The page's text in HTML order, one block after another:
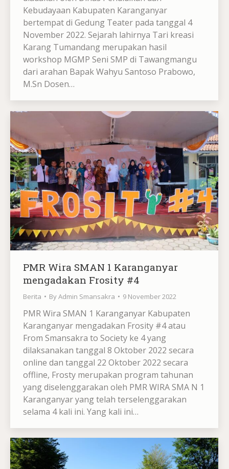
Kebudayaan Kabupaten Karanganyar
bertempat di Gedung Teater pada tanggal 4
November 2022. Sejarah lahirnya Tari kreasi
Karang Tumandang merupakan hasil
workshop MGMP Seni SMP di Tawangmangu
dari arahan Bapak Wahyu Santoso Prabowo,
M.Sn Dosen…
PMR Wira SMAN 1 Karanganyar
mengadakan Frosity #4
Berita ByAdmin Smansakra 9 November 2022
PMR Wira SMAN 1 Karanganyar Kabupaten
Karanganyar mengadakan Frosity #4 atau
From Smansakra to Society ke 4 yang
dilaksanakan tanggal 8 Oktober 2022 secara
online dan tanggal 22 Oktober 2022 secara
offline, Frosty merupakan program tahunan
yang diselenggarakan oleh PMR WIRA SMA N 1
Karanganyar yang telah terselenggarakan
selama 4 kali ini. Yang kali ini…